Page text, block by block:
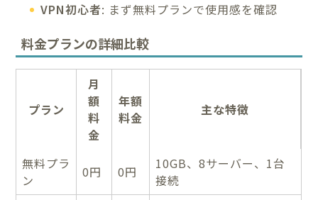
VPN初心者: まず無料プランで使用感を確認
料金プランの詳細比較
プラン
月
額
料
金
年額
料金
主な特徴
無料プラ
ン
0円 0円
10GB、8サーバー、1台
接続